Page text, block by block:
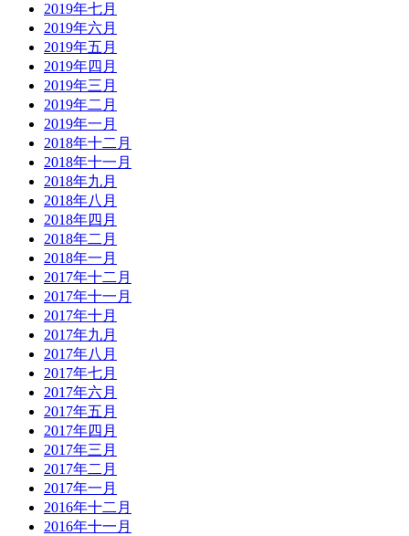
2019年七月
2019年六月
2019年五月
2019年四月
2019年三月
2019年二月
2019年一月
2018年十二月
2018年十一月
2018年九月
2018年八月
2018年四月
2018年二月
2018年一月
2017年十二月
2017年十一月
2017年十月
2017年九月
2017年八月
2017年七月
2017年六月
2017年五月
2017年四月
2017年三月
2017年二月
2017年一月
2016年十二月
2016年十一月